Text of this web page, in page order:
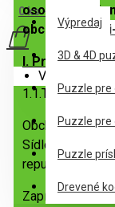
Výpredaj
3D & 4D
Puzzle pre
Puzzle pre
Puzzle
Drevené
0 ks - 0,00€
Váš nákupný
osoby a
obchodu
I.
1.1.Totožnosť a
Obchodné
Sídlo:
republika
Zapísaná v